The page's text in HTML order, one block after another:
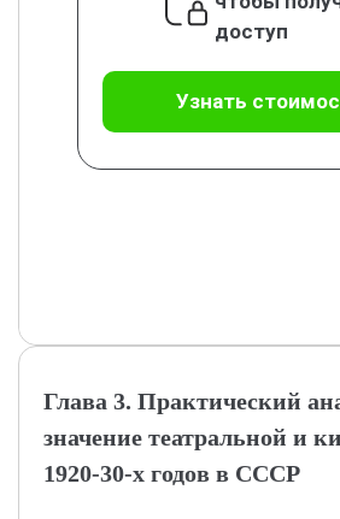
доступ
Узнать
Глава 3. Практический
значение театральной и
1920-30-х годов в СССР